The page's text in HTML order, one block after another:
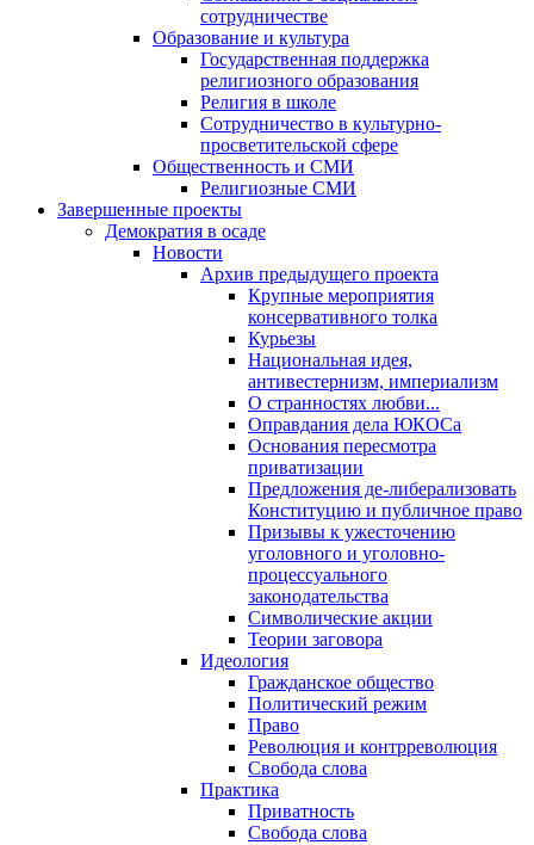
сотрудничестве
Образование и культура
Государственная поддержка
религиозного образования
Религия в школе
Сотрудничество в культурно-
просветительской сфере
Общественность и СМИ
Религиозные СМИ
Завершенные проекты
Демократия в осаде
Новости
Архив предыдущего проекта
Крупные мероприятия
консервативного толка
Курьезы
Национальная идея,
антивестернизм, империализм
О странностях любви...
Оправдания дела ЮКОСа
Основания пересмотра
приватизации
Предложения де-либерализовать
Конституцию и публичное право
Призывы к ужесточению
уголовного и уголовно-
процессуального
законодательства
Символические акции
Теории заговора
Идеология
Гражданское общество
Политический режим
Право
Революция и контрреволюция
Свобода слова
Практика
Приватность
Свобода слова